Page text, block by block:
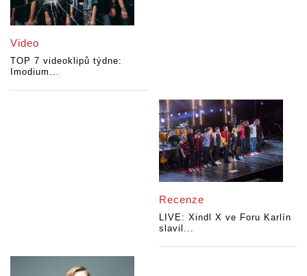
Video
TOP 7 videoklipů týdne:
Imodium...
Recenze
LIVE: Xindl X ve Foru Karlín
slavil...